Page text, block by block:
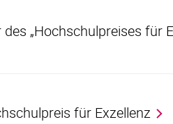
„Hochschulpreises für
für Exzellenz